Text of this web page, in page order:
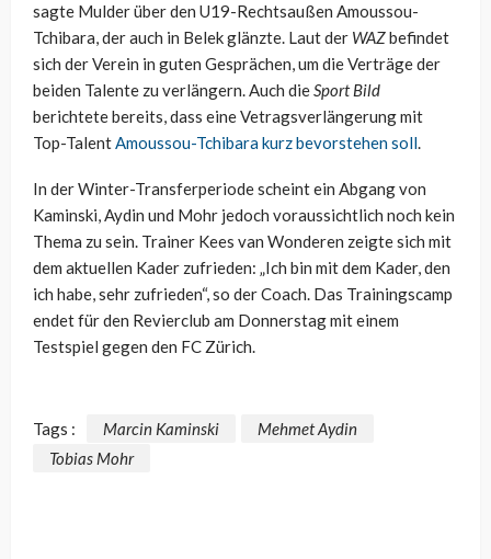
sagte Mulderüber den U19-Rechtsaußen Amoussou-
Tchibara, der auch in Belekglänzte. Laut der WAZbefindet
sich der Verein in guten Gesprächen, um die Verträge der
beiden Talente zu verlängern. Auch dieSport Bild
berichtete bereits, dass eine Vetragsverlängerung mit
Top-TalentAmoussou-Tchibara kurz bevorstehen soll.
In der Winter-Transferperiode scheint ein Abgang von
Kaminski, Aydin und Mohr jedoch voraussichtlich noch kein
Thema zu sein. Trainer Kees van Wonderen zeigte sich mit
dem aktuellen Kader zufrieden: „Ich bin mit dem Kader, den
ich habe, sehr zufrieden“, so der Coach. Das Trainingscamp
endet für den Revierclub am Donnerstag mit einem
Testspiel gegen den FC Zürich.
Tags : Marcin Kaminski
Mehmet Aydin
Tobias Mohr